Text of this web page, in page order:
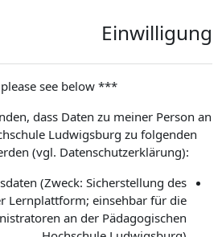
Einwilligung
see below ***
dass Daten zu meiner Person an
Ludwigsburg zu folgenden
(vgl. Datenschutzerklärung):
(Zweck: Sicherstellung des
Lernplattform; einsehbar für die
an der Pädagogischen